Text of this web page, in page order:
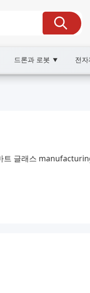
드론과 로봇 ▼ 전자
트 글래스